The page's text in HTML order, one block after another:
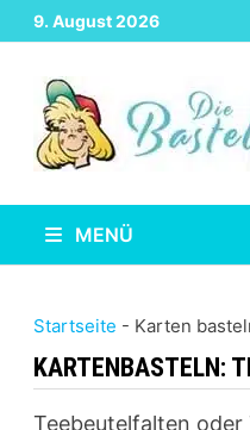
Zurück
zum
Inhalt
9. August 2026
MENÜ
Startseite - Karten
KARTENBASTELN:
Teebeutelfalten oder